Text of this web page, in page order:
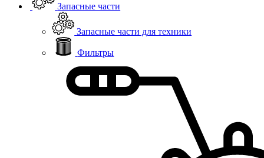
Запасные части
Запасные части для техники
Фильтры